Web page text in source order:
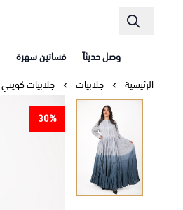
وصل حديثاً فساتين سهرة
الرئيسية
جلابيات جلابيات كويتي
30%